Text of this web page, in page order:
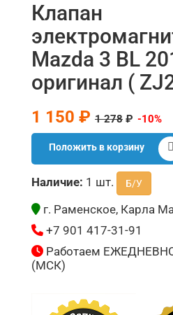
Клапан
Mazda 3 BL
оригинал (
1 150 ₽ 1 278 ₽ -10%
Положить в корзину
Наличие: 1 шт. Б/У
г. Раменское, Карла
+7 901 417-31-91
Работаем
(МСК)